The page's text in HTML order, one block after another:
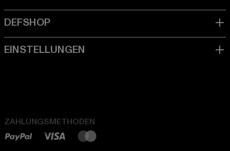
ZAHLUNGSMETHODEN